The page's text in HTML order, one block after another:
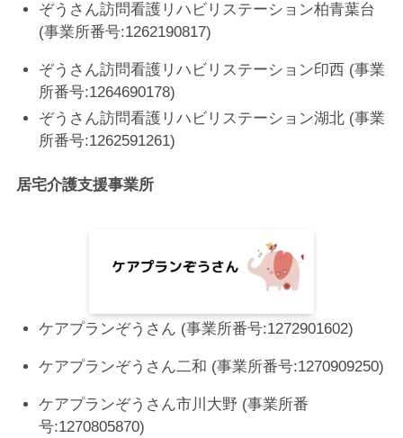
ぞうさん訪問看護リハビリステーション柏青葉台
(事業所番号:1262190817)
ぞうさん訪問看護リハビリステーション印西 (事業
所番号:1264690178)
ぞうさん訪問看護リハビリステーション湖北 (事業
所番号:1262591261)
居宅介護支援事業所
ケアプランぞうさん (事業所番号:1272901602)
ケアプランぞうさん二和 (事業所番号:1270909250)
ケアプランぞうさん市川大野 (事業所番
号:1270805870)